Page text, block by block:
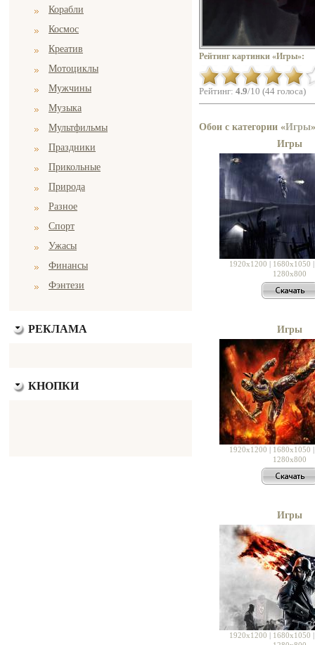
Корабли
Космос
Креатив
Мотоциклы
Мужчины
Музыка
Мультфильмы
Праздники
Прикольные
Природа
Разное
Спорт
Ужасы
Финансы
Фэнтези
РЕКЛАМА
КНОПКИ
Рейтинг картинки «Игры»:
Рейтинг: 4.9/10 (44 голоса)
Обои с категории «Игры»
Игры
1920x1200 | 1680x1050
1280x800
Игры
1920x1200 | 1680x1050
1280x800
Игры
1920x1200 | 1680x1050